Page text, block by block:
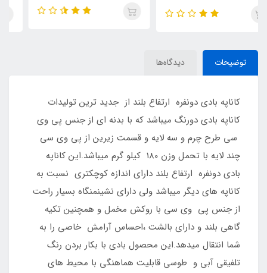
توضیحات دیدگاه‌ها
کاناپه بادی دونفره ارتفاع بلند از جدید ترین تولیدات
کاناپه بادی دورنگ میباشد که با بدنه ای از جنس پی وی
سی طرح چرم و سه لایه و قسمت زیرین از پی وی سی
چند لایه با تحمل وزن 180 کیلو گرم میباشد.این کاناپه
بادی دونفره ارتفاع بلند دارای اندازه کوچکتری نسبت به
کاناپه های دیگر میباشد ولی دارای نشینمنگاه بسیار راحت
از جنس پی وی سی با روکش مخمل و همچنین تکیه
گاهی بلند و دارای بالشت ،احساس آرامش خاصی را به
شما انتقال میدهد.این محصول بادی با بکار بردن رنگ
تلفیقی آبی و طوسی قابلیت هماهنگی با محیط های